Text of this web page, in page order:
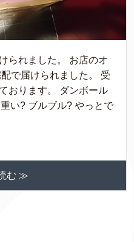
られました。 お店のオ
で届けられました。 受
おります。 ダンボール
い? ブルブル? やっとで
む ≫